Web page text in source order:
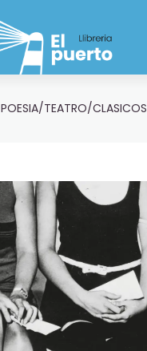
POESIA/TEATRO/CLASICOS